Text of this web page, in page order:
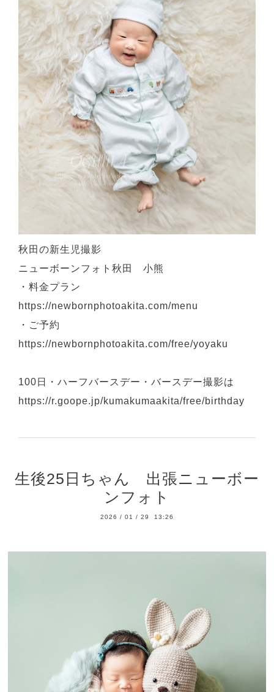
秋田の新生児撮影
ニューボーンフォト秋田 小熊
・料金プラン
https://newbornphotoakita.com/menu
・ご予約
https://newbornphotoakita.com/free/yoyaku
100日・ハーフバースデー・バースデー撮影は
https://r.goope.jp/kumakumaakita/free/birthday
生後25日ちゃん 出張ニューボー
ンフォト
2026 / 01 / 29 13:26